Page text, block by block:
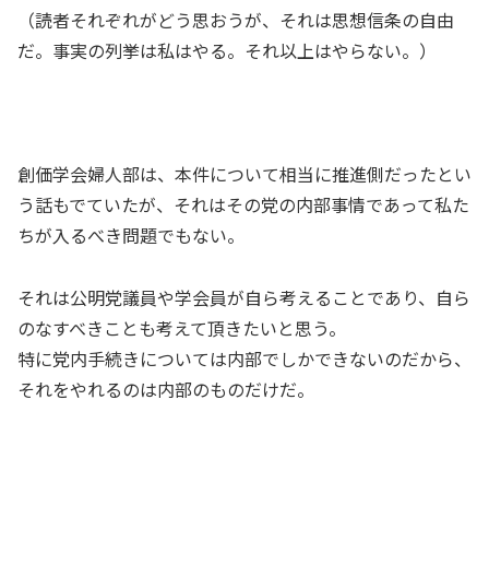
（読者それぞれがどう思おうが、それは思想信条の自由
だ。事実の列挙は私はやる。それ以上はやらない。）
創価学会婦人部は、本件について相当に推進側だったとい
う話もでていたが、それはその党の内部事情であって私た
ちが入るべき問題でもない。
それは公明党議員や学会員が自ら考えることであり、自ら
のなすべきことも考えて頂きたいと思う。
特に党内手続きについては内部でしかできないのだから、
それをやれるのは内部のものだけだ。